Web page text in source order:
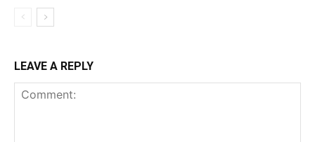
LEAVE A REPLY